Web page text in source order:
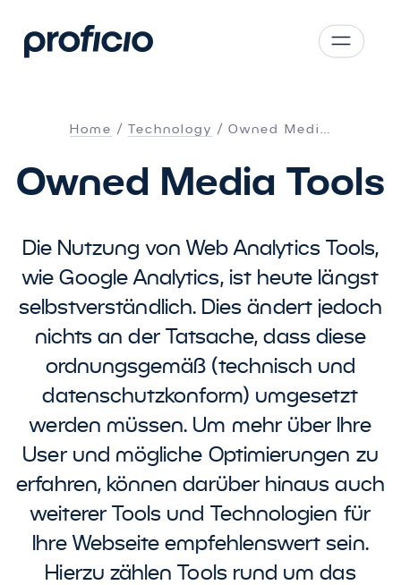
AT
PL
Home Technology Owned Medi…
Owned Media Tools
Die Nutzung von Web Analytics Tools,
wie Google Analytics, ist heute längst
selbstverständlich. Dies ändert jedoch
nichts an der Tatsache, dass diese
ordnungsgemäß (technisch und
datenschutzkonform) umgesetzt
werden müssen. Um mehr über Ihre
User und mögliche Optimierungen zu
erfahren, können darüber hinaus auch
weiterer Tools und Technologien für
Ihre Webseite empfehlenswert sein.
Hierzu zählen Tools rund um das